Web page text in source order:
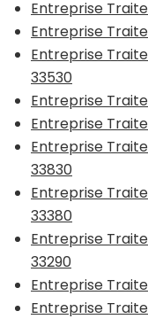
Entreprise
Entreprise
Entreprise
33530
Entreprise
Entreprise
Entreprise
33830
Entreprise
33380
Entreprise
33290
Entreprise
Entreprise